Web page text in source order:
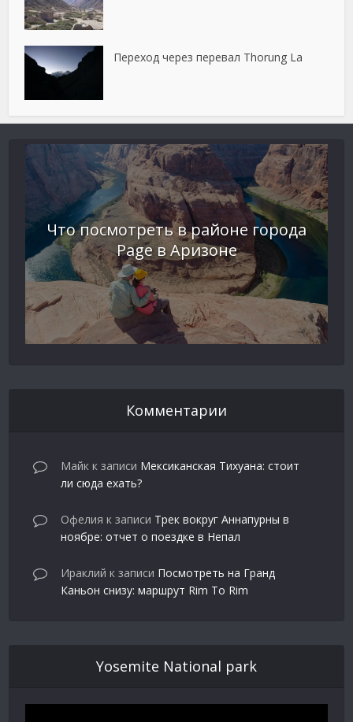
Переход через перевал Thorung La
Что посмотреть в районе города
Page в Аризоне
Комментарии
Майк к записи Мексиканская Тихуана: стоит
ли сюда ехать?
Офелия к записи Трек вокруг Аннапурны в
ноябре: отчет о поездке в Непал
Ираклий к записи Посмотреть на Гранд
Каньон снизу: маршрут Rim To Rim
Yosemite National park